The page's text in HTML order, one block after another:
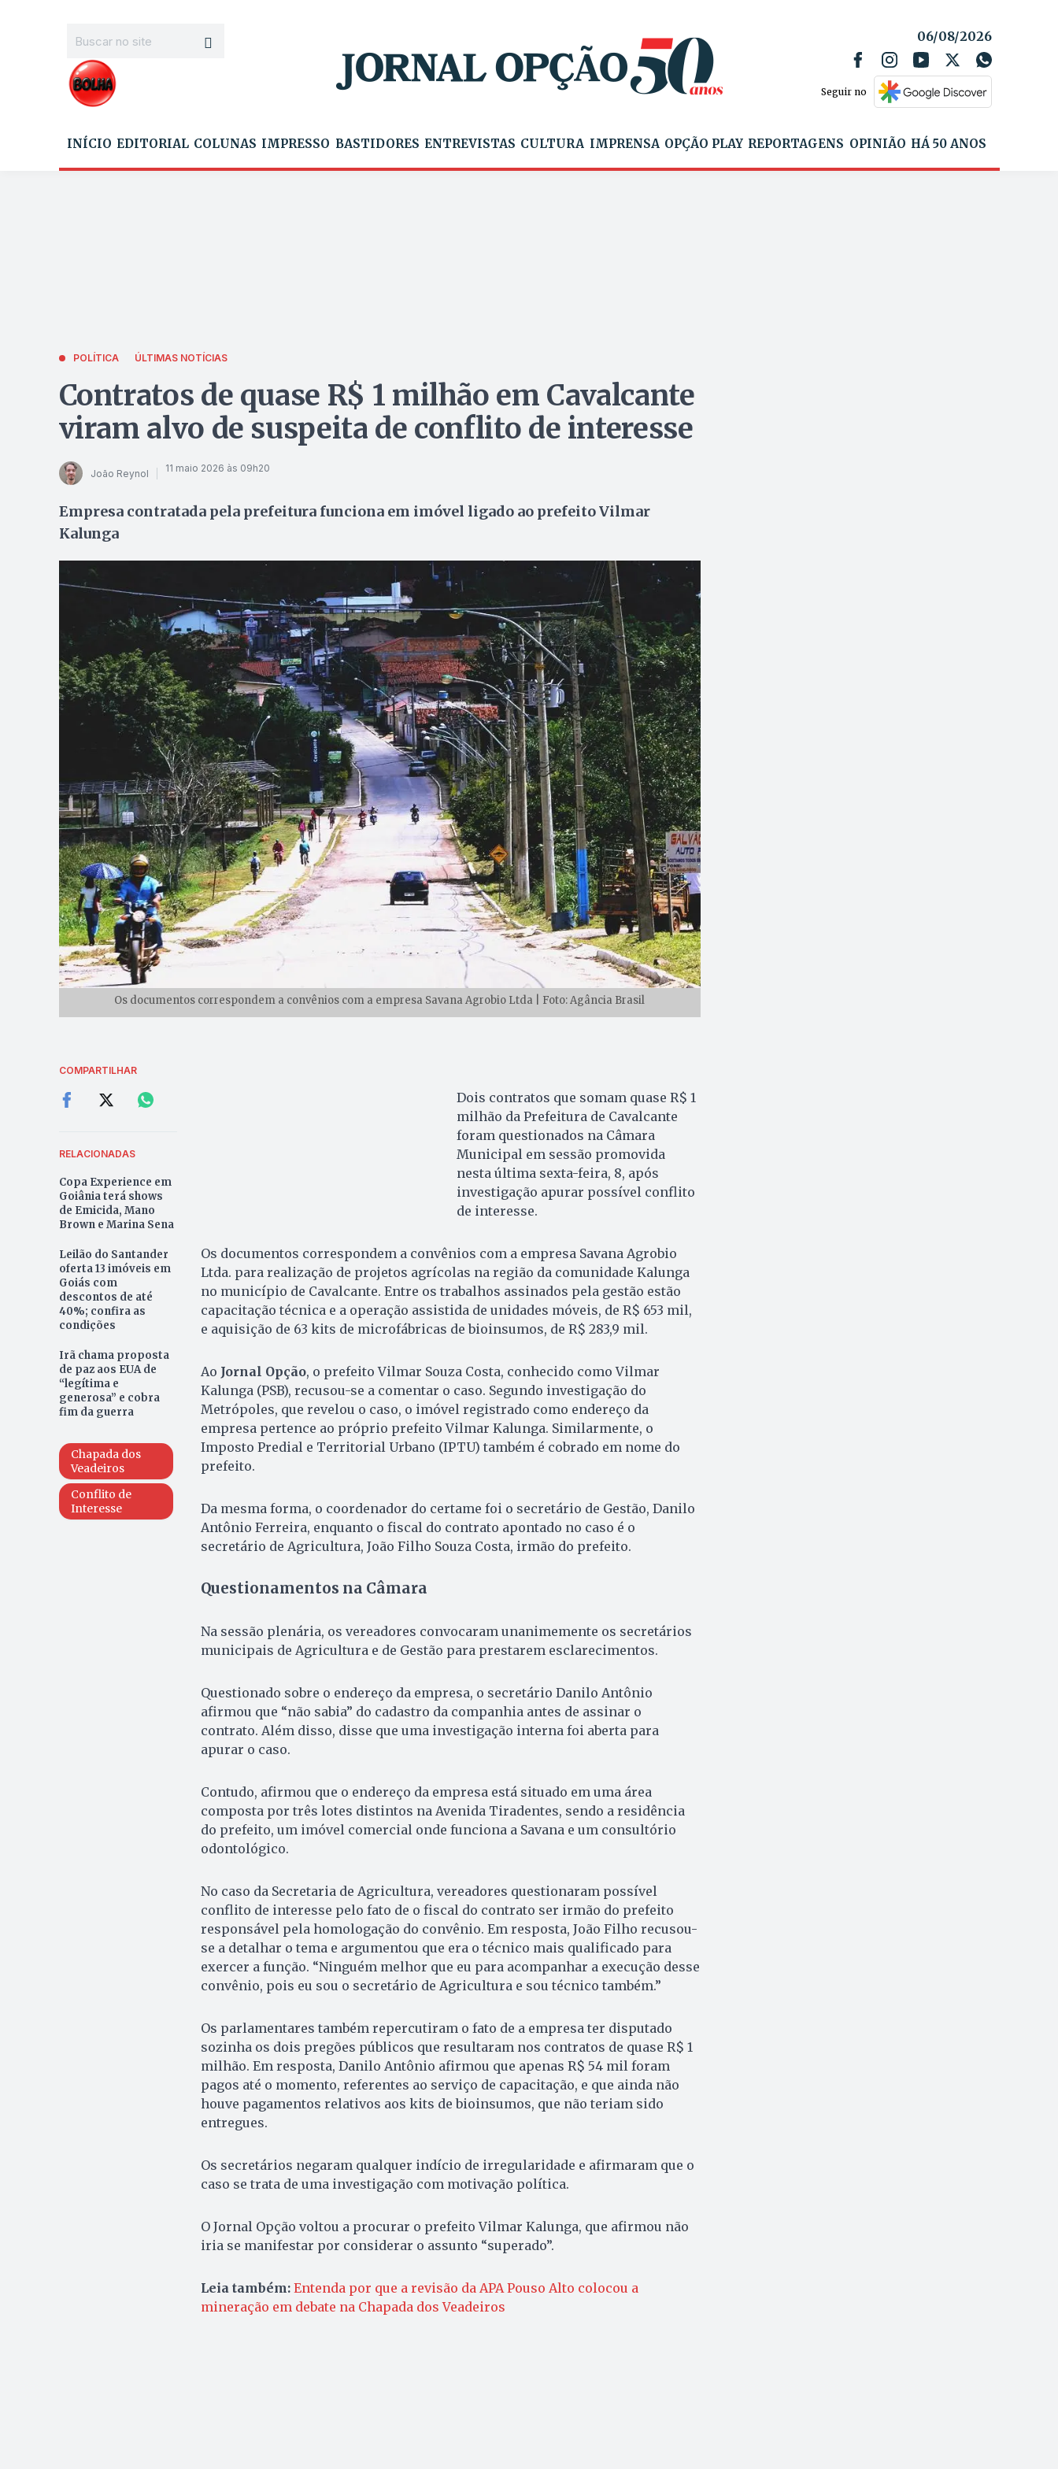
06/08/2026
Seguir no
INÍCIO EDITORIAL COLUNAS IMPRESSO BASTIDORES ENTREVISTAS CULTURA IMPRENSA OPÇÃO PLAY REPORTAGENS OPINIÃO HÁ 50 ANOS
POLÍTICA ÚLTIMAS NOTÍCIAS
Contratos de quase R$ 1 milhão em Cavalcante
viram alvo de suspeita de conflito de interesse
João Reynol 11 maio 2026 às 09h20
Empresa contratada pela prefeitura funciona em imóvel ligado ao prefeito Vilmar
Kalunga
Os documentos correspondem a convênios com a empresa Savana Agrobio Ltda | Foto: Agância Brasil
COMPARTILHAR
RELACIONADAS
Copa Experience em
Goiânia terá shows
de Emicida, Mano
Brown e Marina Sena
Leilão do Santander
oferta 13 imóveis em
Goiás com
descontos de até
40%; confira as
condições
Irã chama proposta
de paz aos EUA de
“legítima e
generosa” e cobra
fim da guerra
Chapada dos
Veadeiros
Conflito de
Interesse
Dois contratos que somam quase R$ 1
milhão da Prefeitura de Cavalcante
foram questionados na Câmara
Municipal em sessão promovida
nesta última sexta-feira, 8, após
investigação apurar possível conflito
de interesse.
Os documentos correspondem a convênios com a empresa Savana Agrobio
Ltda. para realização de projetos agrícolas na região da comunidade Kalunga
no município de Cavalcante. Entre os trabalhos assinados pela gestão estão
capacitação técnica e a operação assistida de unidades móveis, de R$ 653 mil,
e aquisição de 63 kits de microfábricas de bioinsumos, de R$ 283,9 mil.
Ao Jornal Opção, o prefeito Vilmar Souza Costa, conhecido como Vilmar
Kalunga (PSB), recusou-se a comentar o caso. Segundo investigação do
Metrópoles, que revelou o caso, o imóvel registrado como endereço da
empresa pertence ao próprio prefeito Vilmar Kalunga. Similarmente, o
Imposto Predial e Territorial Urbano (IPTU) também é cobrado em nome do
prefeito.
Da mesma forma, o coordenador do certame foi o secretário de Gestão, Danilo
Antônio Ferreira, enquanto o fiscal do contrato apontado no caso é o
secretário de Agricultura, João Filho Souza Costa, irmão do prefeito.
Questionamentos na Câmara
Na sessão plenária, os vereadores convocaram unanimemente os secretários
municipais de Agricultura e de Gestão para prestarem esclarecimentos.
Questionado sobre o endereço da empresa, o secretário Danilo Antônio
afirmou que “não sabia” do cadastro da companhia antes de assinar o
contrato. Além disso, disse que uma investigação interna foi aberta para
apurar o caso.
Contudo, afirmou que o endereço da empresa está situado em uma área
composta por três lotes distintos na Avenida Tiradentes, sendo a residência
do prefeito, um imóvel comercial onde funciona a Savana e um consultório
odontológico.
No caso da Secretaria de Agricultura, vereadores questionaram possível
conflito de interesse pelo fato de o fiscal do contrato ser irmão do prefeito
responsável pela homologação do convênio. Em resposta, João Filho recusou-
se a detalhar o tema e argumentou que era o técnico mais qualificado para
exercer a função. “Ninguém melhor que eu para acompanhar a execução desse
convênio, pois eu sou o secretário de Agricultura e sou técnico também.”
Os parlamentares também repercutiram o fato de a empresa ter disputado
sozinha os dois pregões públicos que resultaram nos contratos de quase R$ 1
milhão. Em resposta, Danilo Antônio afirmou que apenas R$ 54 mil foram
pagos até o momento, referentes ao serviço de capacitação, e que ainda não
houve pagamentos relativos aos kits de bioinsumos, que não teriam sido
entregues.
Os secretários negaram qualquer indício de irregularidade e afirmaram que o
caso se trata de uma investigação com motivação política.
O Jornal Opção voltou a procurar o prefeito Vilmar Kalunga, que afirmou não
iria se manifestar por considerar o assunto “superado”.
Leia também: Entenda por que a revisão da APA Pouso Alto colocou a
mineração em debate na Chapada dos Veadeiros